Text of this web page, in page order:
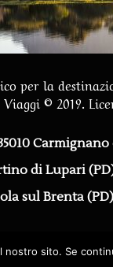
per la
© 2019.
di Lupari (PD)
sul Brenta
sito. Se